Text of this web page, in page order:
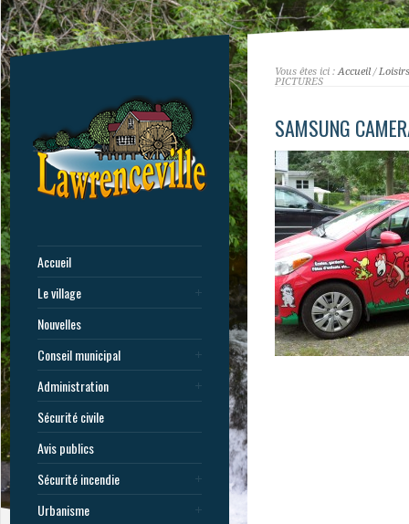
Accueil
Le village
Nouvelles
Conseil municipal
Administration
Sécurité civile
Avis publics
Sécurité incendie
Urbanisme
Vous êtes ici :Accueil/
PICTURES
SAMSUNG